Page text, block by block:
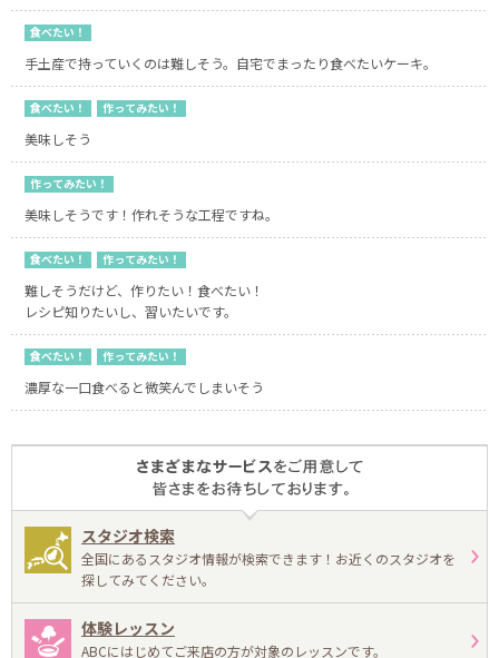
食べたい！
手土産で持っていくのは難しそう。自宅でまったり食べたいケーキ。
食べたい！ 作ってみたい！
美味しそう
作ってみたい！
美味しそうです！作れそうな工程ですね。
食べたい！ 作ってみたい！
難しそうだけど、作りたい！食べたい！
レシピ知りたいし、習いたいです。
食べたい！ 作ってみたい！
濃厚な一口食べると微笑んでしまいそう
スタジオ検索
全国にあるスタジオ情報が検索できます！お近くのスタジオを
探してみてください。
体験レッスン
ABCにはじめてご来店の方が対象のレッスンです。